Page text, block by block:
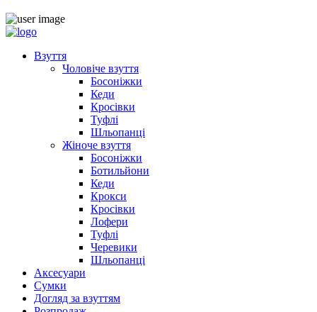
Взуття
Чоловіче взуття
Босоніжки
Кеди
Кросівки
Туфлі
Шльопанці
Жіноче взуття
Босоніжки
Ботильйони
Кеди
Крокси
Кросівки
Лофери
Туфлі
Черевики
Шльопанці
Аксесуари
Сумки
Догляд за взуттям